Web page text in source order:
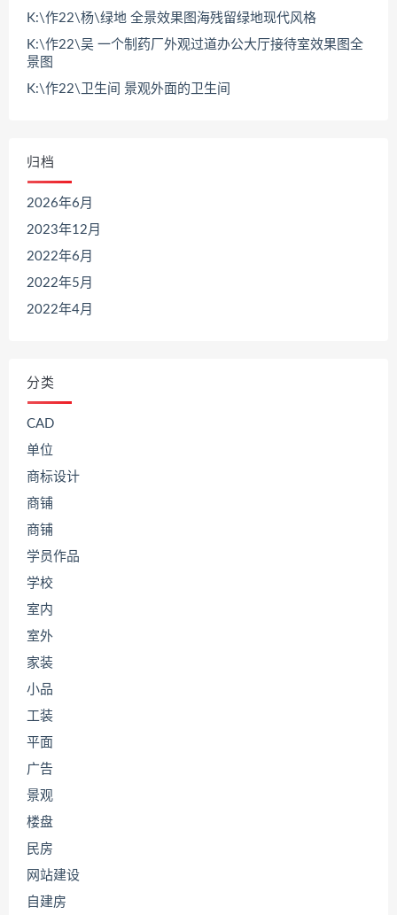
K:\作22\杨\绿地 全景效果图海残留绿地现代风格
K:\作22\吴 一个制药厂外观过道办公大厅接待室效果图全
景图
K:\作22\卫生间 景观外面的卫生间
归档
2026年6月
2023年12月
2022年6月
2022年5月
2022年4月
分类
CAD
单位
商标设计
商铺
商铺
学员作品
学校
室内
室外
家装
小品
工装
平面
广告
景观
楼盘
民房
网站建设
自建房